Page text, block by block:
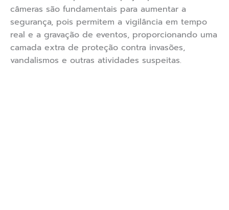
câmeras são fundamentais para aumentar a
segurança, pois permitem a vigilância em tempo
real e a gravação de eventos, proporcionando uma
camada extra de proteção contra invasões,
vandalismos e outras atividades suspeitas.